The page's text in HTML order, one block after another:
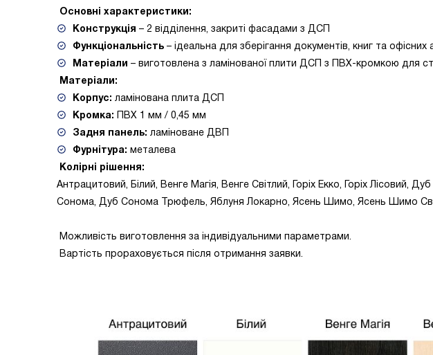
Основні характеристики:
Конструкція – 2 відділення, закриті фасадами з ДСП
Функціональність – ідеальна для зберігання документів, книг та офісних
Матеріали – виготовлена з ламінованої плити ДСП з ПВХ-кромкою для
Матеріали:
Корпус: ламінована плита ДСП
Кромка: ПВХ 1 мм / 0,45 мм
Задня панель: ламіноване ДВП
Фурнітура: металева
Колірні рішення:
Антрацитовий, Білий, Венге Магія, Венге Світлий, Горіх Екко, Горіх Лісовий,
Сонома, Дуб Сонома Трюфель, Яблуня Локарно, Ясень Шимо, Ясень Шимо
Можливість виготовлення за індивідуальними параметрами.
Вартість прораховується після отримання заявки.